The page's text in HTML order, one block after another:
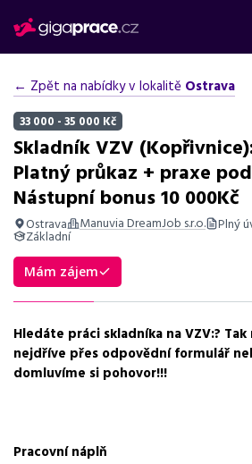
← Zpět na nabídky v lokalitě Ostrava
33 000 - 35 000 Kč
Skladník VZV
Platný průkaz + praxe
Nástupní bonus 10 000Kč
Ostrava Manuvia DreamJob s.r.o. Plný
Základní
Shrnutí nabídky
Nabídka práce skladníka na VZV v
Základní informace
Normalizovaná profese
Mám zájem
Hledáte práci skladníka na VZV:?
nejdříve přes odpovědní formulář
domluvíme si pohovor!!!
Pracovní náplň